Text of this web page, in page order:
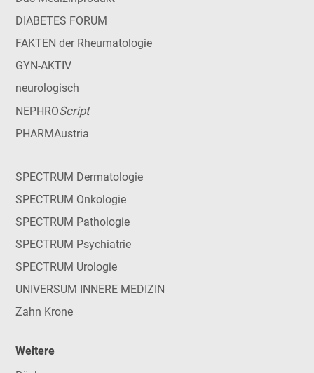
DIABETES FORUM
FAKTEN der Rheumatologie
GYN-AKTIV
neurologisch
NEPHROScript
PHARMAustria
SPECTRUM Dermatologie
SPECTRUM Onkologie
SPECTRUM Pathologie
SPECTRUM Psychiatrie
SPECTRUM Urologie
UNIVERSUM INNERE MEDIZIN
Zahn Krone
Weitere